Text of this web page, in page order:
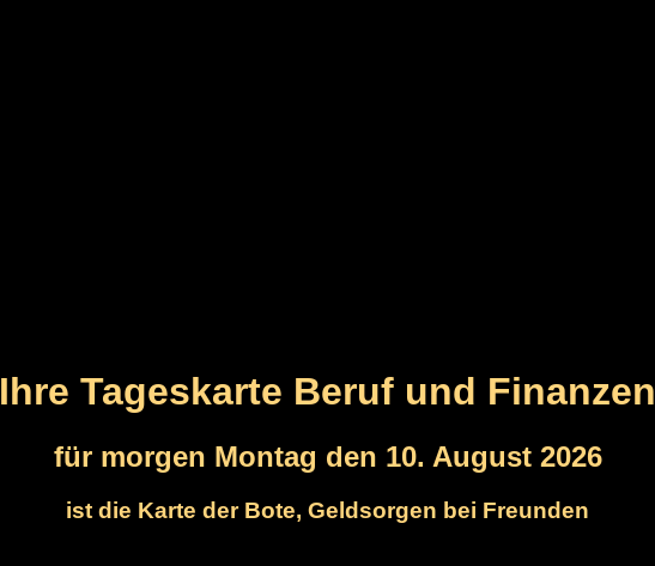
Ihre Tageskarte Beruf und Finanzen
für morgen Montag den 10. August 2026
ist die Karte der Bote, Geldsorgen bei Freunden